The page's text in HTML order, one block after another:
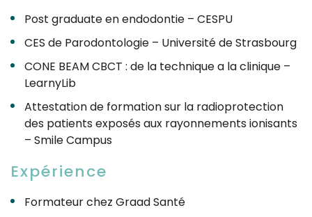
Post graduate en endodontie – CESPU
CES de Parodontologie – Université de Strasbourg
CONE BEAM CBCT : de la technique a la clinique –
LearnyLib
Attestation de formation sur la radioprotection
des patients exposés aux rayonnements ionisants
– Smile Campus
Expérience
Formateur chez Graad Santé